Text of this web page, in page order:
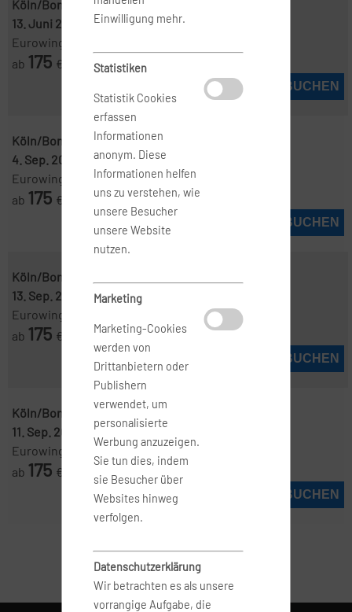
Köln/Bonn ( CGN )-Stockholm ( ARN )
13. Juni 2027
18. Juni 2027
Eurowings
ab 175 €
JETZT BUCHEN
Köln/Bonn ( CGN )-Stockholm ( ARN )
4. Sep. 2026
6. Sep. 2026
Eurowings
ab 175 €
JETZT BUCHEN
Köln/Bonn ( CGN )
13. Sep. 2026
18. Sep. 2026
Eurowings
ab 175 €
JETZT BUCHEN
Köln/Bonn ( CGN ) -Stockholm ( ARN )
11. Sep. 2026
18. Sep. 2026
Eurowings
ab 175 €
JETZT BUCHEN
Einwilligung mehr.
Statistiken
Statistik Cookies
erfassen
Informationen
anonym. Diese
Informationen helfen
uns zu verstehen, wie
unsere Besucher
unsere Website
nutzen.
Marketing
Marketing-Cookies
werden von
Drittanbietern oder
Publishern
verwendet, um
personalisierte
Werbung anzuzeigen.
Sie tun dies, indem
sie Besucher über
Websites hinweg
verfolgen.
Datenschutzerklärung
Wir betrachten es als unsere
vorrangige Aufgabe, die